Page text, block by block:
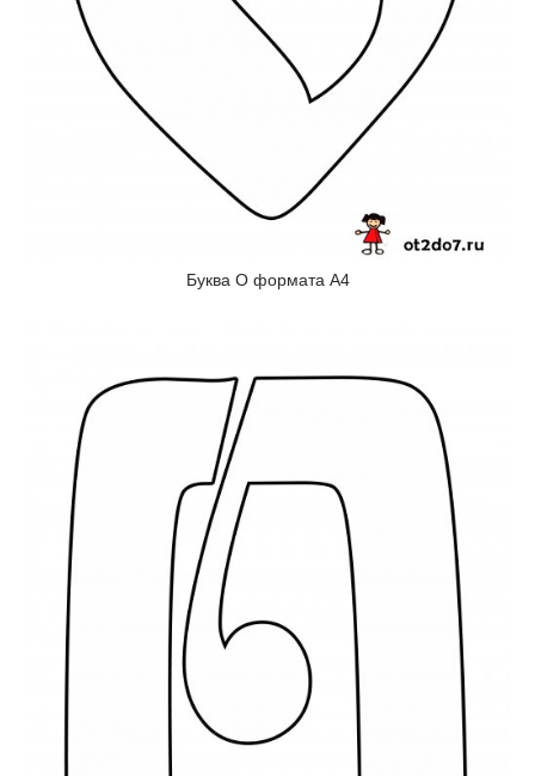
Буква О формата А4